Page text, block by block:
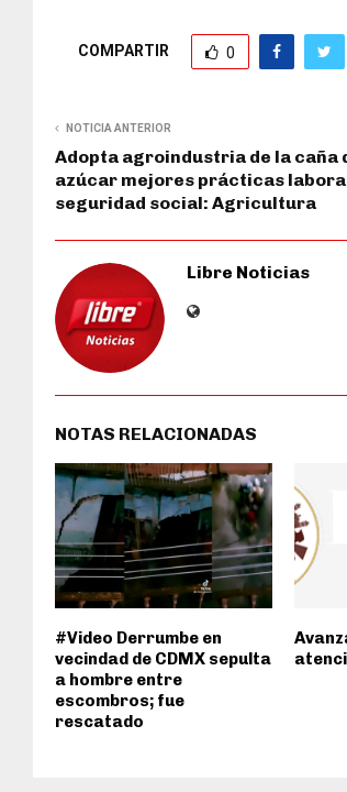
COMPARTIR 0
NOTICIA ANTERIOR
Adopta agroindustria de la caña
azúcar mejores prácticas
seguridad social: Agricultura
Libre Noticias
NOTAS RELACIONADAS
#Video Derrumbe en
vecindad de CDMX sepulta
a hombre entre
escombros; fue
rescatado